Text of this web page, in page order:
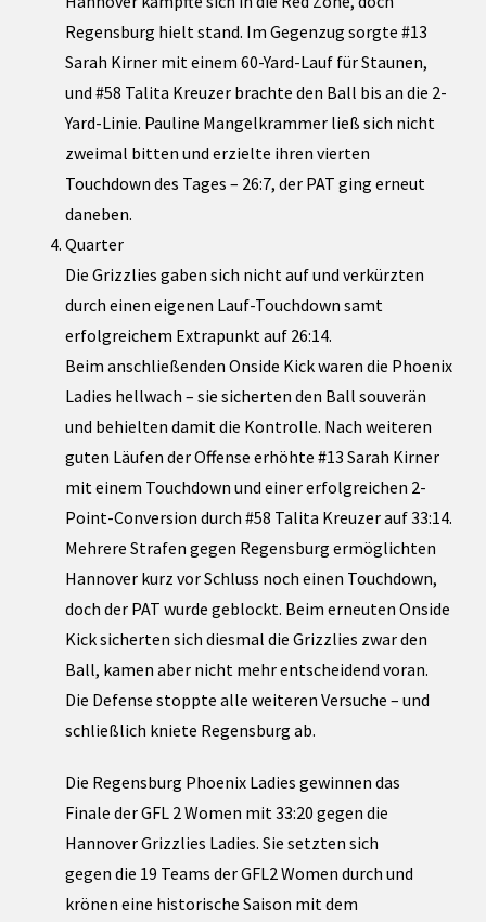
Regensburg hielt stand. Im Gegenzug sorgte #13
Sarah Kirner mit einem 60-Yard-Lauf für Staunen,
und #58 Talita Kreuzer brachte den Ball bis an die 2-
Yard-Linie. Pauline Mangelkrammer ließ sich nicht
zweimal bitten und erzielte ihren vierten
Touchdown des Tages – 26:7, der PAT ging erneut
daneben.
Quarter
Die Grizzlies gaben sich nicht auf und verkürzten
durch einen eigenen Lauf-Touchdown samt
erfolgreichem Extrapunkt auf 26:14.
Beim anschließenden Onside Kick waren die Phoenix
Ladies hellwach – sie sicherten den Ball souverän
und behielten damit die Kontrolle. Nach weiteren
guten Läufen der Offense erhöhte #13 Sarah Kirner
mit einem Touchdown und einer erfolgreichen 2-
Point-Conversion durch #58 Talita Kreuzer auf 33:14.
Mehrere Strafen gegen Regensburg ermöglichten
Hannover kurz vor Schluss noch einen Touchdown,
doch der PAT wurde geblockt. Beim erneuten Onside
Kick sicherten sich diesmal die Grizzlies zwar den
Ball, kamen aber nicht mehr entscheidend voran.
Die Defense stoppte alle weiteren Versuche – und
schließlich kniete Regensburg ab.
Die Regensburg Phoenix Ladies gewinnen das
Finale der GFL 2 Women mit 33:20 gegen die
Hannover Grizzlies Ladies. Sie setzten sich
gegen die 19 Teams der GFL2 Women durch und
krönen eine historische Saison mit dem